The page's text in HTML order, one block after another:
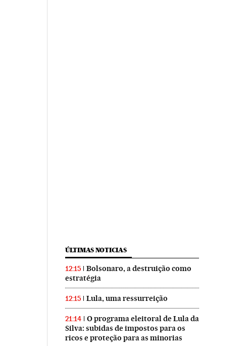
ÚLTIMAS NOTICIAS
12:15
Bolsonaro, a destruição como
estratégia
12:15 Lula, uma ressurreição
21:14
O programa eleitoral de Lula da
Silva: subidas de impostos para os
ricos e proteção para as minorias